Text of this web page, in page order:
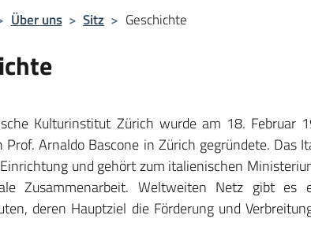
Über uns > Sitz > Geschichte
Kulturinstitut Zürich wurde am 18. Februar
Prof. Arnaldo Bascone in Zürich gegründete. Das
und gehört zum italienischen
Zusammenarbeit. Weltweiten Netz gibt
deren Hauptziel die Förderung und